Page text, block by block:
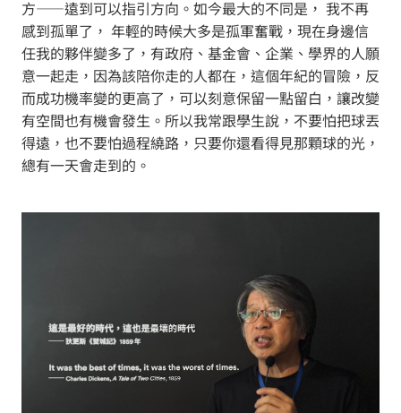
方——遠到可以指引方向。如今最大的不同是， 我不再
感到孤單了， 年輕的時候大多是孤軍奮戰，現在身邊信
任我的夥伴變多了，有政府、基金會、企業、學界的人願
意一起走，因為該陪你走的人都在，這個年紀的冒險，反
而成功機率變的更高了，可以刻意保留一點留白，讓改變
有空間也有機會發生。所以我常跟學生說，不要怕把球丟
得遠，也不要怕過程繞路，只要你還看得見那顆球的光，
總有一天會走到的。